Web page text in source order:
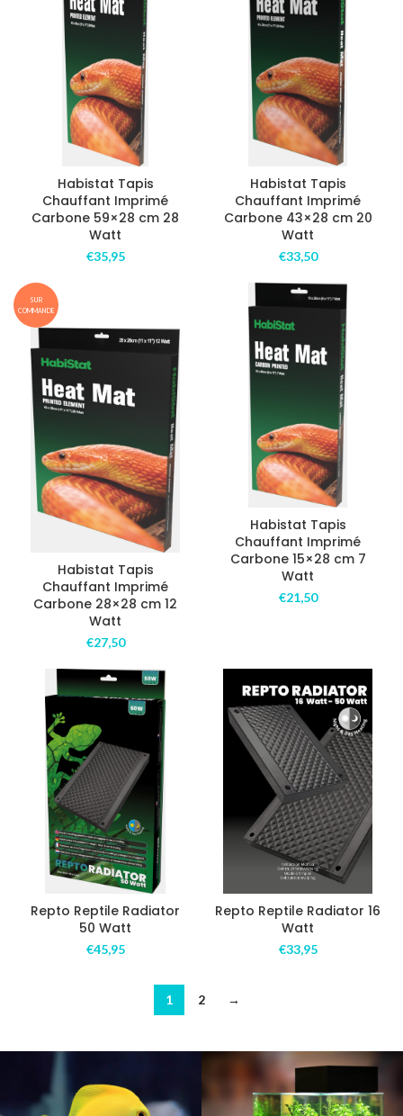
Habistat Tapis
Chauffant Imprimé
Carbone 59×28 cm 28
Watt
€35,95
Habistat Tapis
Chauffant Imprimé
Carbone 43×28 cm 20
Watt
€33,50
SUR
COMMANDE
Habistat Tapis
Chauffant Imprimé
Carbone 28×28 cm 12
Watt
€27,50
Habistat Tapis
Chauffant Imprimé
Carbone 15×28 cm 7
Watt
€21,50
Repto Reptile Radiator
50 Watt
€45,95
Repto Reptile Radiator 16
Watt
€33,95
1 2 →